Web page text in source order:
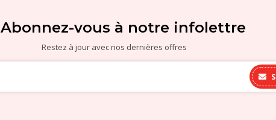
Abonnez-vous à notre infolettre
Restez à jour avec nos dernières offres